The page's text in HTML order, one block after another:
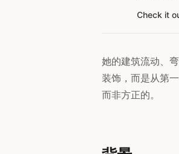
Check it
她的建筑流动、
装饰，而是从第
而非方正的。